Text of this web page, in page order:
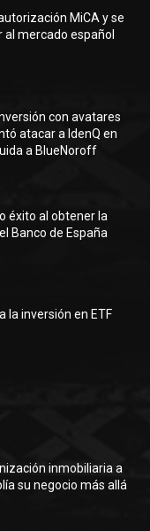
MiCA y se
mercado español
con avatares
atacar a IdenQ en
a BlueNoroff
éxito al obtener la
Banco de España
la inversión en ETF
inmobiliaria a
su negocio más allá